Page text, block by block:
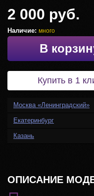
2 000 руб.
Наличие: много
В
Купить в 1
Москва «Ленинградский»
Екатеринбург
Казань
ОПИСАНИЕ